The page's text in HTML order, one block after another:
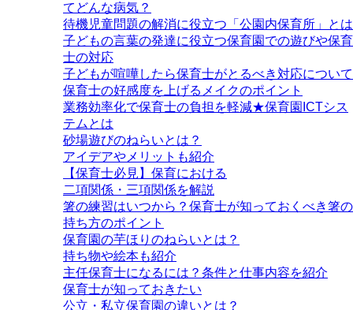
てどんな病気？
待機児童問題の解消に役立つ「公園内保育所」とは
子どもの言葉の発達に役立つ保育園での遊びや保育
士の対応
子どもが喧嘩したら保育士がとるべき対応について
保育士の好感度を上げるメイクのポイント
業務効率化で保育士の負担を軽減★保育園ICTシス
テムとは
砂場遊びのねらいとは？
アイデアやメリットも紹介
【保育士必見】保育における
二項関係・三項関係を解説
箸の練習はいつから？保育士が知っておくべき箸の
持ち方のポイント
保育園の芋ほりのねらいとは？
持ち物や絵本も紹介
主任保育士になるには？条件と仕事内容を紹介
保育士が知っておきたい
公立・私立保育園の違いとは？